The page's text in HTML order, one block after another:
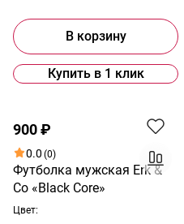
В корзину
Купить в 1 клик
900 ₽
0.0 (0)
Футболка мужская Erk &
Co «Black Core»
Цвет: